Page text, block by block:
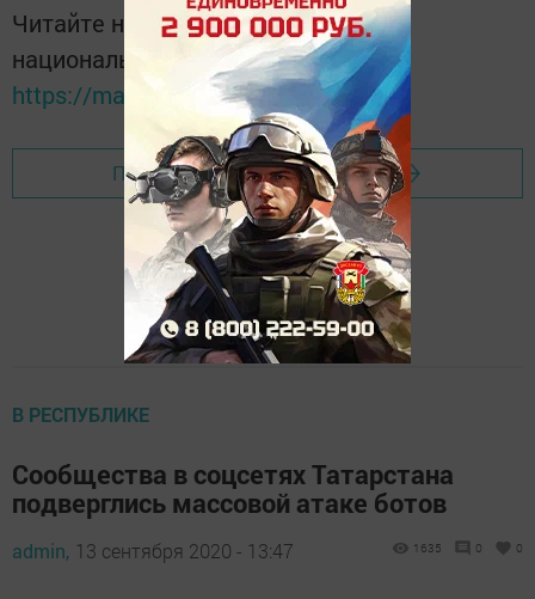
Читайте новости Татарстана в
национальном мессенджере MАХ:
https://max.ru/tatmedia
Перейти на страницу новости
В РЕСПУБЛИКЕ
Сообщества в соцсетях Татарстана
подверглись массовой атаке ботов
admin, 13 сентября 2020 - 13:47 1635 0 0